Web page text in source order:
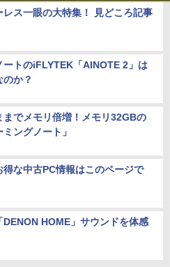
レス一眼の大特集！ 見どころ記事
ートのiFLYTEK「AINOTE 2」は
か？
までメモリ倍増！メモリ32GBの
ミングノート」
得な中古PC情報はこのページで
DENON HOME」サウンドを体感